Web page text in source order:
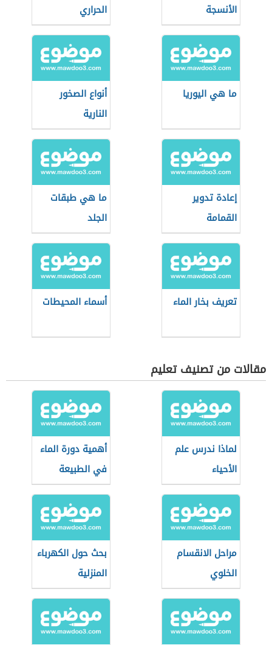
الأنسجة
الحراري
ما هي اليوريا
أنواع الصخور
النارية
إعادة تدوير
القمامة
ما هي طبقات
الجلد
تعريف بخار الماء أسماء المحيطات
مقالات من تصنيف تعليم
لماذا ندرس علم
الأحياء
أهمية دورة الماء
في الطبيعة
مراحل الانقسام
الخلوي
بحث حول الكهرباء
المنزلية